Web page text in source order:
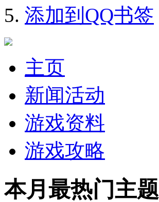
添加到QQ书签
主页
新闻活动
游戏资料
游戏攻略
本月最热门主题